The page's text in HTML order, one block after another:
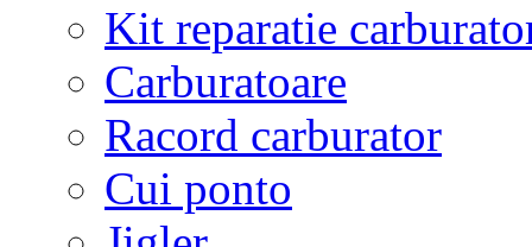
Kit reparatie
Carburatoare
Racord carburator
Cui ponto